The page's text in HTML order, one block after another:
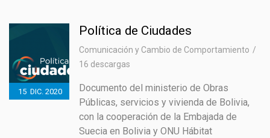
15 DIC. 2020
Política de Ciudades
Comunicación y Cambio de Comportamiento
16 descargas
Documento del ministerio de Obras
Públicas, servicios y vivienda de Bolivia,
con la cooperación de la Embajada de
Suecia en Bolivia y ONU Hábitat